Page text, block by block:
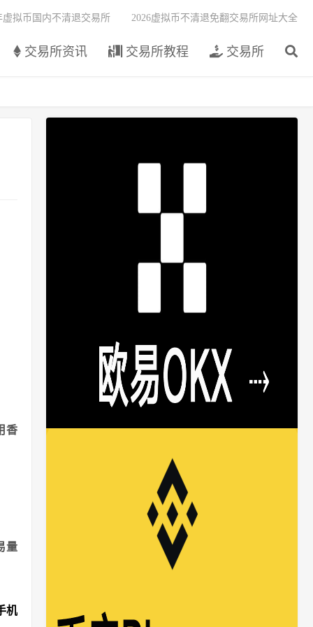
交易所资讯 交易所教程 交易所
虚拟币国内不清退交易所 2026虚拟币不清退免翻交易所网址大全
香
量
机